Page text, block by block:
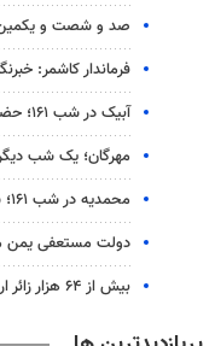
صد و شصت و یکمین
فرماندار کاشمر:
آبیک در شب ۱۶۱؛ حضور مردم ادامه یافت
مهرگان؛ یک شب
محمدیه در شب ۱۶۱؛ شب دیگری از حضور مردم در میدان
دولت مستعفی یمن
بیش از ۶۴ هزار زائر اربعین‌حسینی از فرودگاه مشهد جابه‌جا شدند